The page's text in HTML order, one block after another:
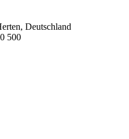
Deutschland
500